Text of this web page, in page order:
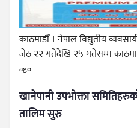
काठमाडौँ । नेपाल विद्युतीय
जेठ २२ गतेदेखि २५ गतेसम्म
ago
खानेपानी उपभोक्ता
तालिम सुरु